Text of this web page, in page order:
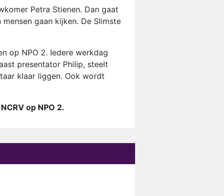
Petra Stienen. Dan gaat
gaan kijken. De Slimste
op NPO 2. Iedere werkdag
presentator Philip, steelt
klaar liggen. Ook wordt
op NPO 2.